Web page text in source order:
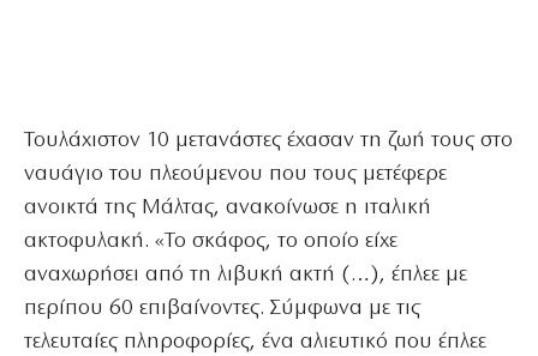
Τουλάχιστον 10 μετανάστες έχασαν τη ζωή τους στο
ναυάγιο του πλεούμενου που τους μετέφερε
ανοικτά της Μάλτας, ανακοίνωσε η ιταλική
ακτοφυλακή. «Το σκάφος, το οποίο είχε
αναχωρήσει από τη λιβυκή ακτή (…), έπλεε με
περίπου 60 επιβαίνοντες. Σύμφωνα με τις
τελευταίες πληροφορίες, ένα αλιευτικό που έπλεε